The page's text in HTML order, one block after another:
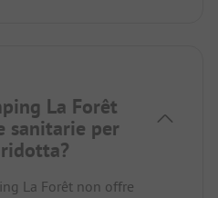
La Forêt
sanitarie per
La Forêt non offre